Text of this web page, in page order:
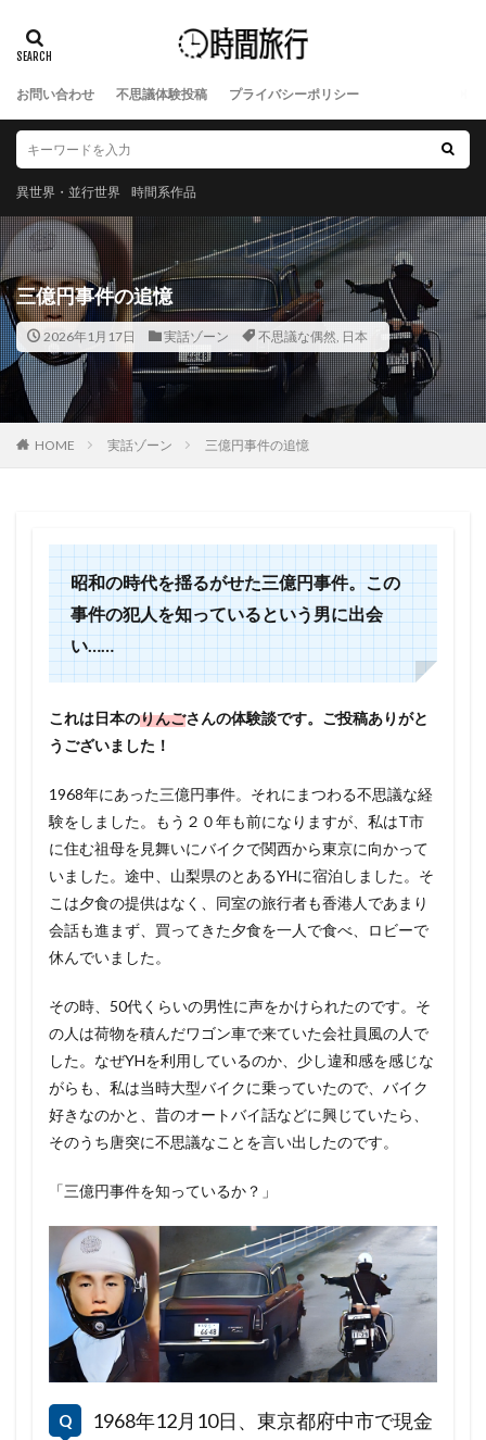
お問い合わせ 不思議体験投稿 プライバシーポリシー
異世界・並行世界 時間系作品
三億円事件の追憶
2026年1月17日 実話ゾーン 不思議な偶然, 日本
HOME 実話ゾーン 三億円事件の追憶
昭和の時代を揺るがせた三億円事件。この
事件の犯人を知っているという男に出会
い……
これは日本のりんごさんの体験談です。ご投稿ありがと
うございました！
1968年にあった三億円事件。それにまつわる不思議な経
験をしました。もう２０年も前になりますが、私はT市
に住む祖母を見舞いにバイクで関西から東京に向かって
いました。途中、山梨県のとあるYHに宿泊しました。そ
こは夕食の提供はなく、同室の旅行者も香港人であまり
会話も進まず、買ってきた夕食を一人で食べ、ロビーで
休んでいました。
その時、50代くらいの男性に声をかけられたのです。そ
の人は荷物を積んだワゴン車で来ていた会社員風の人で
した。なぜYHを利用しているのか、少し違和感を感じな
がらも、私は当時大型バイクに乗っていたので、バイク
好きなのかと、昔のオートバイ話などに興じていたら、
そのうち唐突に不思議なことを言い出したのです。
「三億円事件を知っているか？」
1968年12月10日、東京都府中市で現金